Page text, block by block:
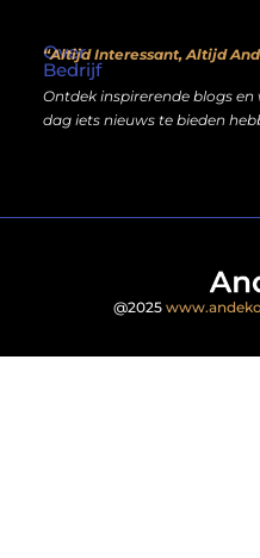
Over
Bedrijf
“Altijd Interessant, Altijd
Ontdek inspirerende blogs
dag iets nieuws te bieden
@2025